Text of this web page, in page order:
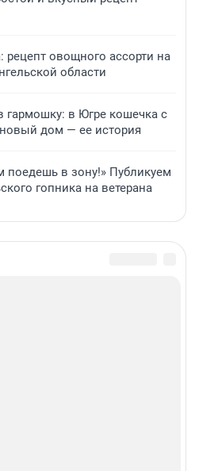
рецепт овощного ассорти на
области
в Югре кошечка с
дом — ее история
поедешь в зону!» Публикуем
гопника на ветерана